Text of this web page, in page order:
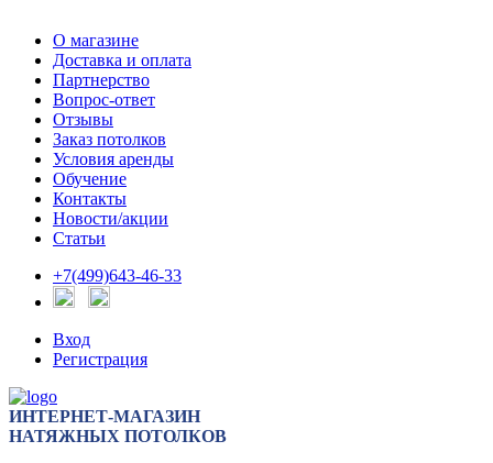
О магазине
Доставка и оплата
Партнерство
Вопрос-ответ
Отзывы
Заказ потолков
Условия аренды
Обучение
Контакты
Новости/акции
Статьи
+7(499)643-46-33
Вход
Регистрация
ИНТЕРНЕТ-МАГАЗИН
НАТЯЖНЫХ ПОТОЛКОВ